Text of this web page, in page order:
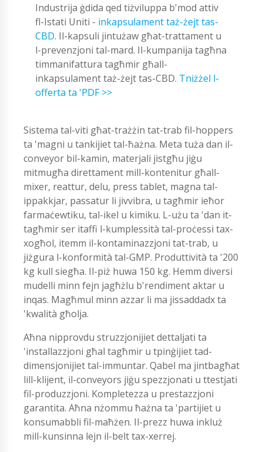
Industrija ġdida qed tiżviluppa b'mod attiv
fl-Istati Uniti - inkapsulament taż-żejt tas-
CBD. Il-kapsuli jintużaw għat-trattament u
l-prevenzjoni tal-mard. Il-kumpanija tagħna
timmanifattura tagħmir għall-
inkapsulament taż-żejt tas-CBD. Tniżżel l-
offerta ta 'PDF >>
Sistema tal-viti għat-trażżin tat-trab fil-hoppers
ta 'magni u tankijiet tal-ħażna. Meta tuża dan il-
conveyor bil-kamin, materjali jistgħu jiġu
mitmugħa direttament mill-kontenitur għall-
mixer, reattur, delu, press tablet, magna tal-
ippakkjar, passatur li jivvibra, u tagħmir ieħor
farmaċewtiku, tal-ikel u kimiku. L-użu ta 'dan it-
tagħmir ser itaffi l-kumplessità tal-proċessi tax-
xogħol, itemm il-kontaminazzjoni tat-trab, u
jiżgura l-konformità tal-GMP. Produttività ta '200
kg kull siegħa. Il-piż huwa 150 kg. Hemm diversi
mudelli minn fejn jagħżlu b'rendiment aktar u
inqas. Magħmul minn azzar li ma jissaddadx ta
'kwalità għolja.
Aħna nipprovdu struzzjonijiet dettaljati ta
'installazzjoni għal tagħmir u tpinġijiet tad-
dimensjonijiet tal-immuntar. Qabel ma jintbagħat
lill-klijent, il-conveyors jiġu spezzjonati u ttestjati
fil-produzzjoni. Kompletezza u prestazzjoni
garantita. Aħna nżommu ħażna ta 'partijiet u
konsumabbli fil-maħżen. Il-prezz huwa inkluż
mill-kunsinna lejn il-belt tax-xerrej.